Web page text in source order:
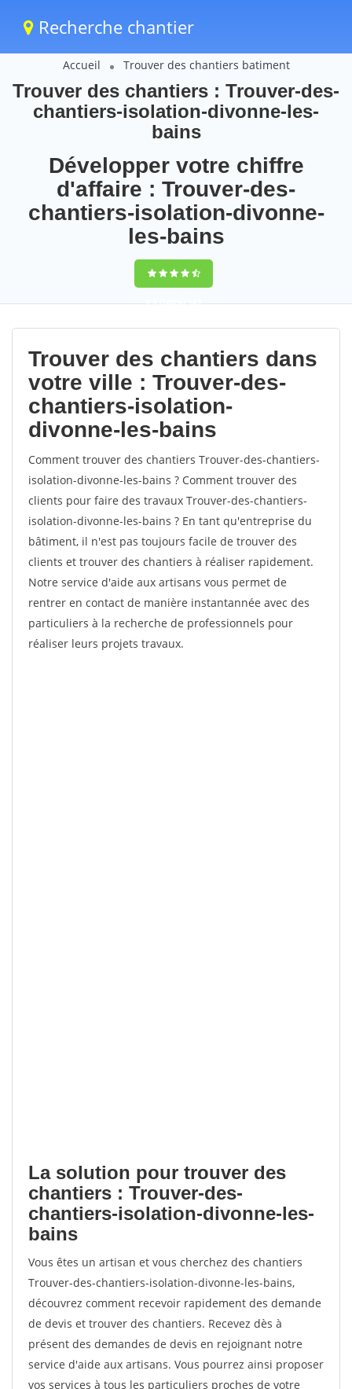
Recherche chantier
Accueil Trouver des chantiers batiment
Trouver des chantiers : Trouver-des-
chantiers-isolation-divonne-les-
bains
Développer votre chiffre
d'affaire : Trouver-des-
chantiers-isolation-divonne-
les-bains
9,5(100%)101
votes
Trouver des chantiers dans
votre ville : Trouver-des-
chantiers-isolation-
divonne-les-bains
Comment trouver des chantiers Trouver-des-chantiers-
isolation-divonne-les-bains ? Comment trouver des
clients pour faire des travaux Trouver-des-chantiers-
isolation-divonne-les-bains ? En tant qu'entreprise du
bâtiment, il n'est pas toujours facile de trouver des
clients et trouver des chantiers à réaliser rapidement.
Notre service d'aide aux artisans vous permet de
rentrer en contact de manière instantannée avec des
particuliers à la recherche de professionnels pour
réaliser leurs projets travaux.
La solution pour trouver des
chantiers : Trouver-des-
chantiers-isolation-divonne-les-
bains
Vous êtes un artisan et vous cherchez des chantiers
Trouver-des-chantiers-isolation-divonne-les-bains,
découvrez comment recevoir rapidement des demande
de devis et trouver des chantiers. Recevez dès à
présent des demandes de devis en rejoignant notre
service d'aide aux artisans. Vous pourrez ainsi proposer
vos services à tous les particuliers proches de votre